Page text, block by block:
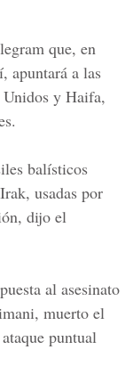
que, en
apuntará a las
y Haifa,
balísticos
usadas por
dijo el
al asesinato
muerto el
puntual